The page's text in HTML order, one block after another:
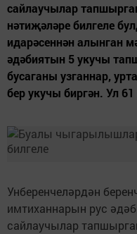
сайлаучылар
нәтиҗәләре билгеле
идарәсеннән алынган
әдәбиятын 5 укучы
бусаганы узганнар,
бер укучы биргән. Ул
Унберенчеләрдән
имтиханнарын рус
сайлаучылар